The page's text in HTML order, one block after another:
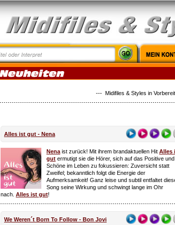
--- Midifiles & Styles in
Alles ist gut - Nena
Nena ist zurück! Mit ihrem brandaktuellen Hit Alles
gut ermutigt sie die Hörer, sich auf das Positive und
Schöne im Leben zu fokussieren: Zuversicht statt
Zweifel; bekanntlich folgt die Energie der
Aufmerksamkeit! Ganz leise und subtil entfaltet
Song seine Wirkung und schwingt lange im Ohr
nach. Alles ist gut!
We Weren´t Born To Follow - Bon Jovi